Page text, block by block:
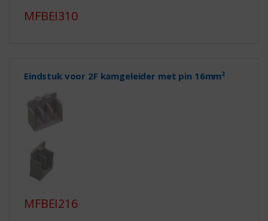
MFBEI310
Eindstuk voor 2F kamgeleider met pin 16mm²
MFBEI216